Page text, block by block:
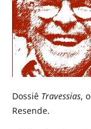
Dossiê Travessias,
Resende.